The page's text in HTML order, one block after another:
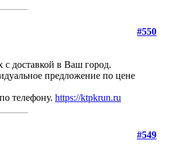
#550
доставкой в Ваш город.
предложение по цене
телефону. https://ktpkrun.ru
#549